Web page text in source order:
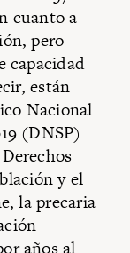
cuanto a
pero
capacidad
están
Nacional
(DNSP)
y el
la precaria